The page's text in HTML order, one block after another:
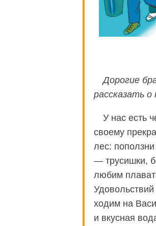
Дорогие
рассказать
У нас есть
своему
лес:
— трусишки,
любим
ходим на
и вкусная